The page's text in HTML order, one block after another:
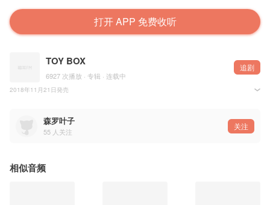
打开 APP 免费收听
TOY BOX
6927 次播放 · 专辑 · 连载中
追剧
2018年11月21日発売
森罗叶子
55 人关注
关注
相似音频